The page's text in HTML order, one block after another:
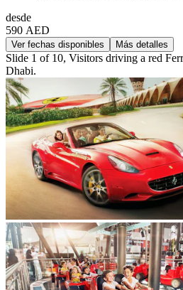
desde
590 AED
Ver fechas disponibles Más detalles
Slide 1 of 10, Visitors driving a red
Dhabi.